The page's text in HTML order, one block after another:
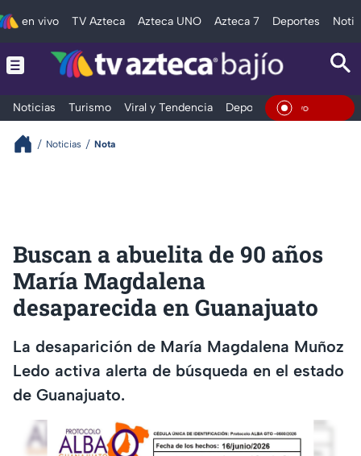
en vivo TV Azteca Azteca UNO Azteca 7 Deportes
Noticias Turismo Viral y Tendencia Deportes Espectáculos
En
Noticias Nota
Buscan a abuelita de 90 años
María Magdalena
desaparecida en Guanajuato
La desaparición de María Magdalena Muñoz
Ledo activa alerta de búsqueda en el estado
de Guanajuato.